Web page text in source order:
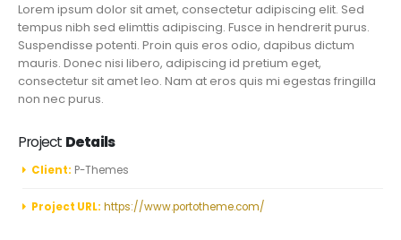
Lorem ipsum dolor sit amet, consectetur adipiscing elit. Sed
tempus nibh sed elimttis adipiscing. Fusce in hendrerit purus.
Suspendisse potenti. Proin quis eros odio, dapibus dictum
mauris. Donec nisi libero, adipiscing id pretium eget,
consectetur sit amet leo. Nam at eros quis mi egestas fringilla
non nec purus.
Project Details
Client: P-Themes
Project URL: https://www.portotheme.com/